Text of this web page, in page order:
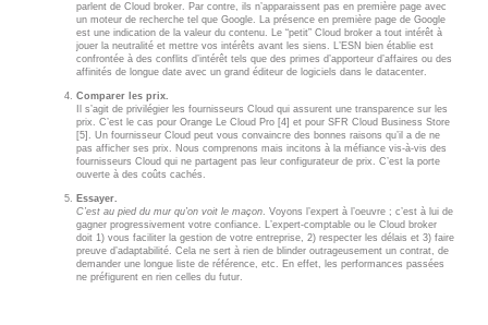
TARIFS D'HÉBERGEMENT
INFRASTRUCTURE
D'HÉBERGEMENT
Notre infrastructure DevOps
Services d’hébergement
SLA ET GARANTIES DE
SERVICES
NOUS TROUVER
RECRUTEMENT
ACTU
ACTU TRANSFORMATION
DIGITALE
parlent de Cloud broker. Par contre, ils n’apparaissent pas en première page avec
un moteur de recherche tel que Google. La présence en première page de Google
est une indication de la valeur du contenu. Le “petit” Cloud broker a tout intérêt à
jouer la neutralité et mettre vos intérêts avant les siens. L’ESN bien établie est
confrontée à des conflits d’intérêt tels que des primes d’apporteur d’affaires ou des
affinités de longue date avec un grand éditeur de logiciels dans le datacenter.
Comparer les prix.
Il s’agit de privilégier les fournisseurs Cloud qui assurent une transparence sur les
prix. C’est le cas pour Orange Le Cloud Pro [4] et pour SFR Cloud Business Store
[5]. Un fournisseur Cloud peut vous convaincre des bonnes raisons qu’il a de ne
pas afficher ses prix. Nous comprenons mais incitons à la méfiance vis-à-vis des
fournisseurs Cloud qui ne partagent pas leur configurateur de prix. C’est la porte
ouverte à des coûts cachés.
Essayer.
C’est au pied du mur qu’on voit le maçon. Voyons l’expert à l’oeuvre ; c’est à lui de
gagner progressivement votre confiance. L’expert-comptable ou le Cloud broker
doit 1) vous faciliter la gestion de votre entreprise, 2) respecter les délais et 3) faire
preuve d’adaptabilité. Cela ne sert à rien de blinder outrageusement un contrat, de
demander une longue liste de référence, etc. En effet, les performances passées
ne préfigurent en rien celles du futur.